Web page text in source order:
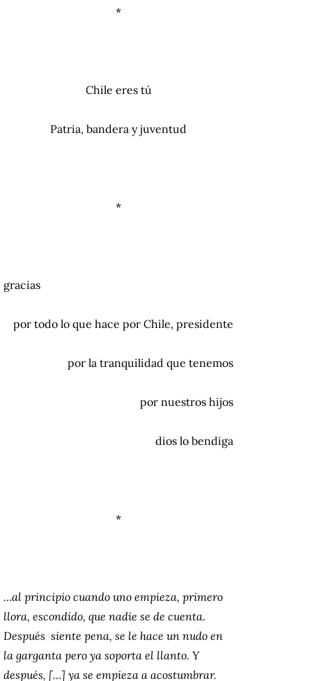
*
Chile eres tú
Patria, bandera y juventud
*
gracias
por todo lo que hace por Chile, presidente
por la tranquilidad que tenemos
por nuestros hijos
dios lo bendiga
*
…al principio cuando uno empieza, primero
llora, escondido, que nadie se de cuenta.
Después siente pena, se le hace un nudo en
la garganta pero ya soporta el llanto. Y
después, […] ya se empieza a acostumbrar.